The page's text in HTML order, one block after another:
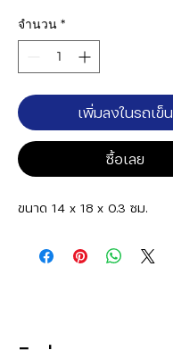
จำนวน *
เพิ่มลงในรถเข็น
ซื้อเลย
ขนาด 14 x 18 x 0.3 ซม.